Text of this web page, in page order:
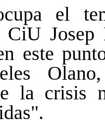
el
CiU
este
la crisis